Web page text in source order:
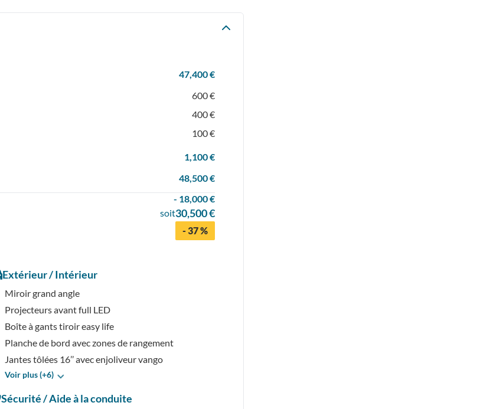
47,400 €
600 €
400 €
100 €
1,100 €
48,500 €
- 18,000 €
soit30,500 €
- 37 %
Extérieur / Intérieur
Miroir grand angle
Projecteurs avant full LED
Boîte à gants tiroir easy life
Planche de bord avec zones de rangement
Jantes tôlées 16’’ avec enjoliveur vango
Voir plus (+6)
Sécurité / Aide à la conduite